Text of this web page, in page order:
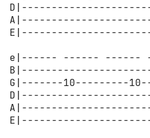
e|------ ------ ------
G|-------10---------